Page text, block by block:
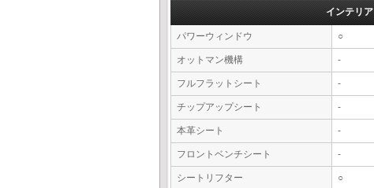
インテリア
パワーウィンドウ ○
オットマン機構 -
フルフラットシート -
チップアップシート -
本革シート -
フロントベンチシート -
シートリフター ○